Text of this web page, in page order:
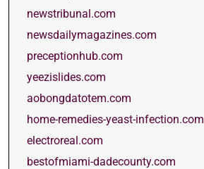
newstribunal.com
newsdailymagazines.com
preceptionhub.com
yeezislides.com
aobongdatotem.com
home-remedies-yeast-infection.com
electroreal.com
bestofmiami-dadecounty.com